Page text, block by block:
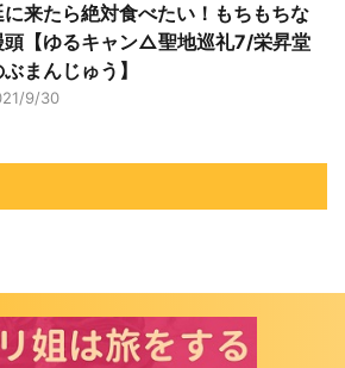
に来たら絶対食べたい！もちもちな
頭【ゆるキャン△聖地巡礼7/栄昇堂
まんじゅう】
9/30